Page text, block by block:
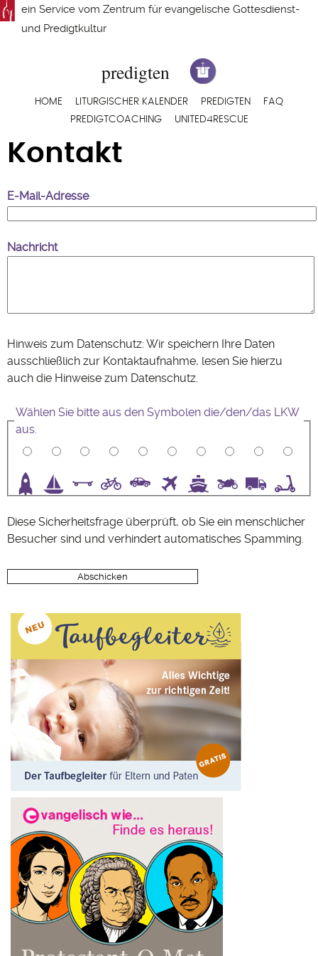
Direkt
zum
ein Service vom Zentrum für evangelische Gottesdienst-
und Predigtkultur
Hauptnavigation
HOME LITURGISCHER KALENDER PREDIGTEN
FAQ
PREDIGTCOACHING
UNITED4RESCUE
Kontakt
E-Mail-Adresse
Nachricht
Hinweis zum Datenschutz: Wir speichern Ihre Daten
ausschließlich zur Kontaktaufnahme, lesen Sie hierzu
auch die Hinweise zum Datenschutz.
Wählen Sie bitte aus den Symbolen die/den/das LKW
aus.
Diese Sicherheitsfrage überprüft, ob Sie ein menschlicher
Besucher sind und verhindert automatisches Spamming.